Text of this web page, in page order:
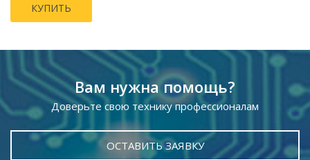
КУПИТЬ
Вам нужна помощь?
Доверьте свою технику профессионалам
ОСТАВИТЬ ЗАЯВКУ